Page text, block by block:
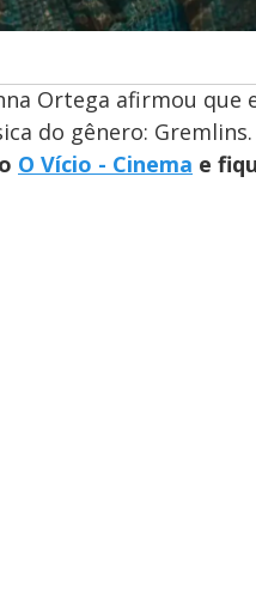
Ortega afirmou
do gênero: Gremlins.
O Vício - Cinema e